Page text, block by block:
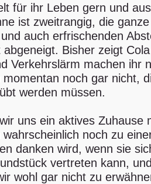
für ihr Leben gern und
ist zweitrangig, die
auch erfrischenden
Bisher zeigt
Verkehrslärm machen ihr
noch gar nicht,
werden müssen.
uns ein aktives Zuhause
noch zu
danken wird, wenn sie
vertreten kann,
wohl gar nicht zu